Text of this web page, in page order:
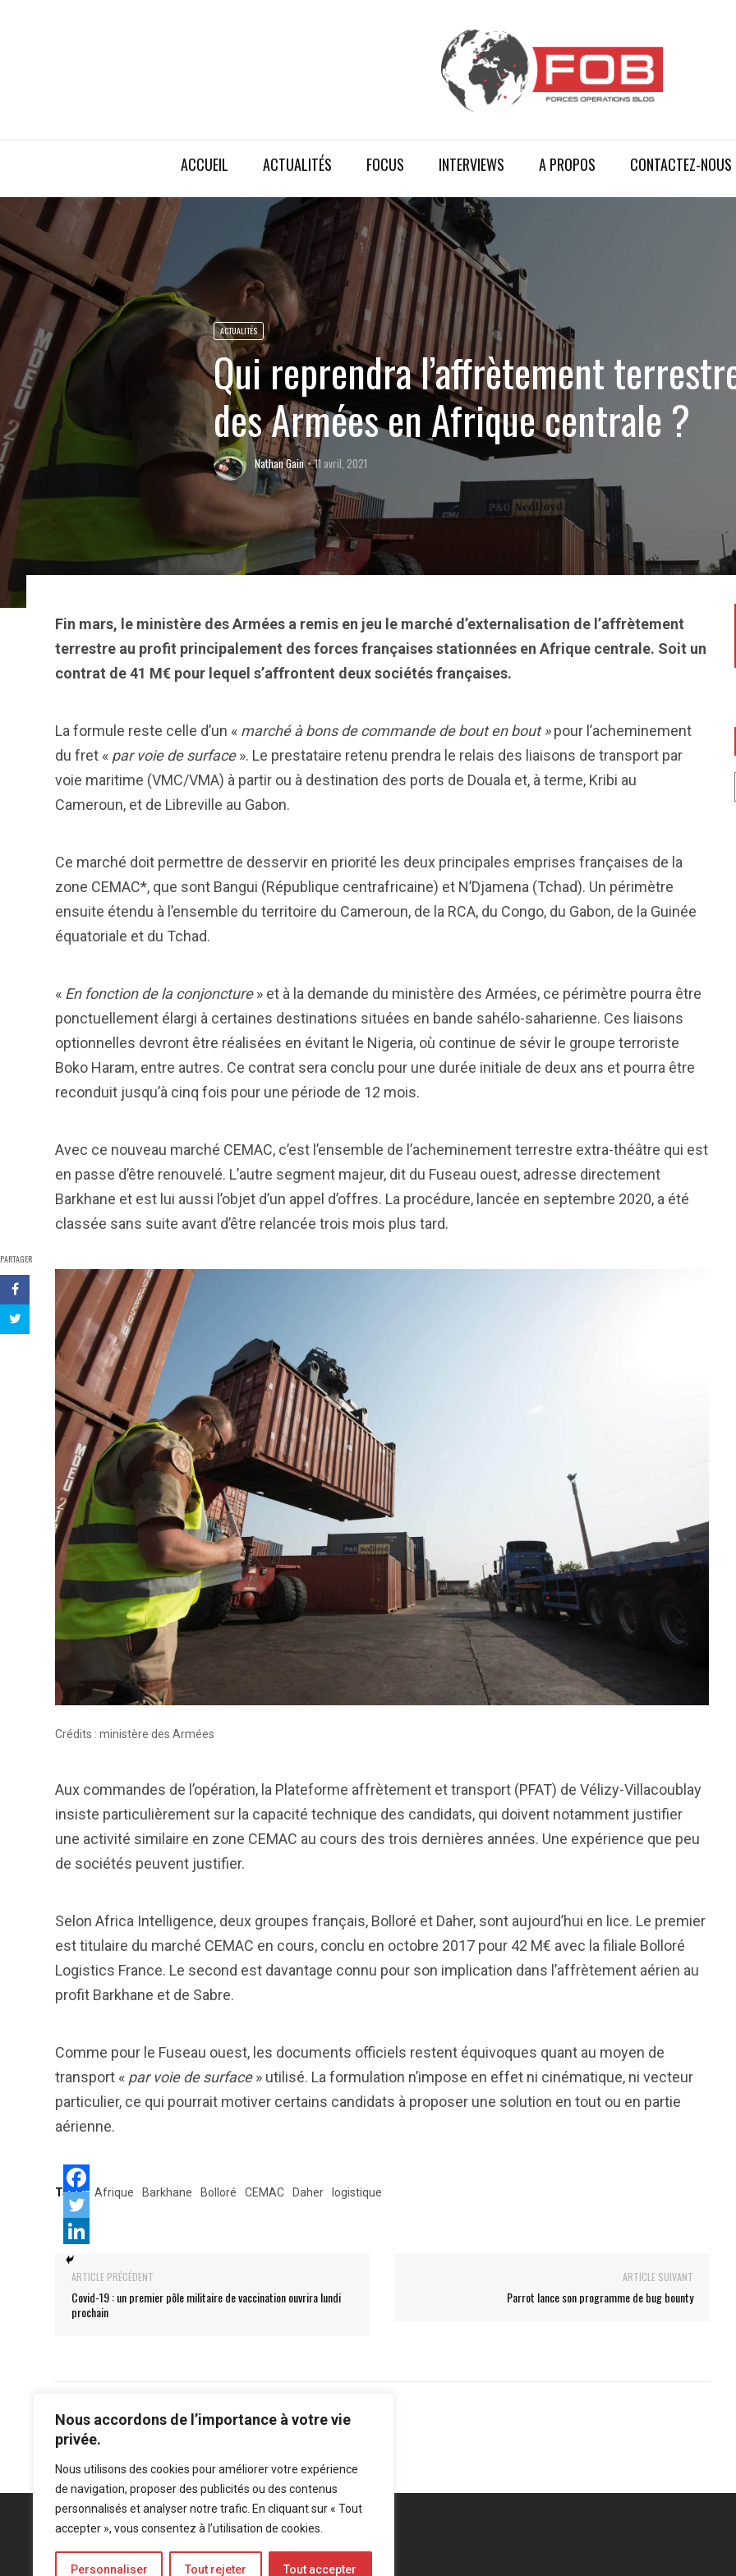
Nous accordons de l’importance à votre vie
privée.
Nous utilisons des cookies pour améliorer votre expérience
de navigation, proposer des publicités ou des contenus
personnalisés et analyser notre trafic. En cliquant sur « Tout
accepter », vous consentez à l’utilisation de cookies.
Personnaliser Tout rejeter Tout accepter
ACCUEIL ACTUALITÉS FOCUS INTERVIEWS A PROPOS CONTACTEZ-NOUS
ACTUALITÉS
Qui reprendra l’affrètement
des Armées en Afrique centrale ?
Nathan Gain 11 avril, 2021
PARTAGER
Fin mars, le ministère des Armées a remis en jeu le marché d’externalisation de l’affrètement
terrestre au profit principalement des forces françaises stationnées en Afrique centrale. Soit un
contrat de 41 M€ pour lequel s’affrontent deux sociétés françaises.
La formule reste celle d’un « marché à bons de commande de bout en bout »pour l’acheminement
du fret « par voie de surface». Le prestataire retenu prendra le relais des liaisons de transport par
voie maritime (VMC/VMA) à partir ou à destination des ports de Douala et, à terme, Kribi au
Cameroun, et de Libreville au Gabon.
Ce marché doit permettre de desservir en priorité les deux principales emprises françaises de la
zone CEMAC*, que sont Bangui (République centrafricaine) et N’Djamena (Tchad). Un périmètre
ensuite étendu à l’ensemble du territoire du Cameroun, de la RCA, du Congo, du Gabon, de la Guinée
équatoriale et du Tchad.
« En fonction de la conjoncture» et à la demande du ministère des Armées, ce périmètre pourra être
ponctuellement élargi à certaines destinations situées en bande sahélo-saharienne. Ces liaisons
optionnelles devront être réalisées en évitant le Nigeria, où continue de sévir le groupe terroriste
Boko Haram, entre autres. Ce contrat sera conclu pour une durée initiale de deux ans et pourra être
reconduit jusqu’à cinq fois pour une période de 12 mois.
Avec ce nouveau marché CEMAC, c’est l’ensemble de l’acheminement terrestre extra-théâtre qui est
en passe d’être renouvelé. L’autre segment majeur, dit du Fuseau ouest, adresse directement
Barkhane et est lui aussi l’objet d’un appel d’offres. La procédure, lancée en septembre 2020, a été
classée sans suite avant d’être relancée trois mois plus tard.
Crédits : ministère des Armées
Aux commandes de l’opération, la Plateforme affrètement et transport (PFAT) de Vélizy-Villacoublay
insiste particulièrement sur la capacité technique des candidats, qui doivent notamment justifier
une activité similaire en zone CEMAC au cours des trois dernières années. Une expérience que peu
de sociétés peuvent justifier.
Selon Africa Intelligence, deux groupes français, Bolloré et Daher, sont aujourd’hui en lice. Le premier
est titulaire du marché CEMAC en cours, conclu en octobre 2017 pour 42 M€ avec la filiale Bolloré
Logistics France. Le second est davantage connu pour son implication dans l’affrètement aérien au
profit Barkhane et de Sabre.
Comme pour le Fuseau ouest, les documents officiels restent équivoques quant au moyen de
transport « par voie de surface» utilisé. La formulation n’impose en effet ni cinématique, ni vecteur
particulier, ce qui pourrait motiver certains candidats à proposer une solution en tout ou en partie
aérienne.
Tags: Afrique Barkhane Bolloré CEMAC Daher logistique
ARTICLE PRÉCÉDENT
Covid-19 : un premier pôle militaire de vaccination ouvrira lundi
prochain
ARTICLE SUIVANT
Parrot lance son programme de bug bounty
Mentions légales-Politique de confidentialité